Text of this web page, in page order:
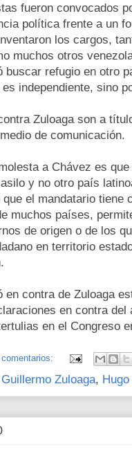
fueron convocados
política frente a un
los cargos,
muchos otros
buscar refugio en otro
independiente, sino
Zuloaga son a
de comunicación.
a Chávez es
y no otro país
el mandatario tiene
muchos países,
de origen o de los
en territorio
en contra de Zuloaga
en contra del
en el Congreso
Guillermo Zuloaga,